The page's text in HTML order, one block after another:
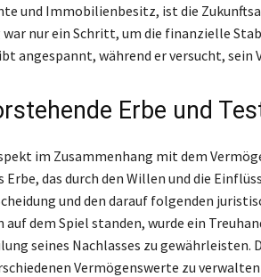
und Immobilienbesitz, ist die
nur ein Schritt, um die finanzielle
angespannt, während er versucht, sein
Erbe und
im Zusammenhang mit dem
Erbe, das durch den Willen und die
und den darauf folgenden
auf dem Spiel standen, wurde ein
seines Nachlasses zu gewährleisten.
Vermögenswerte zu